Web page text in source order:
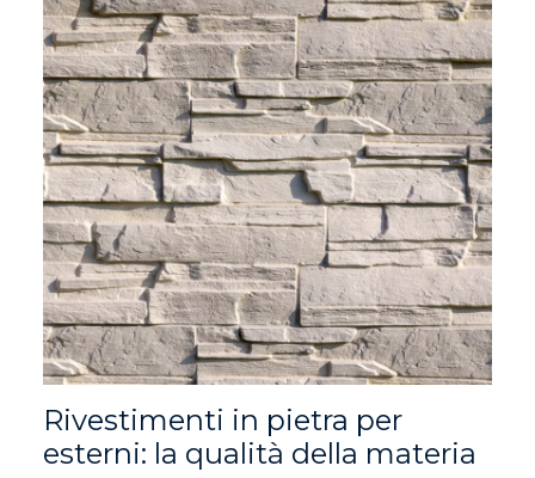
Rivestimenti in pietra per
esterni: la qualità della materia